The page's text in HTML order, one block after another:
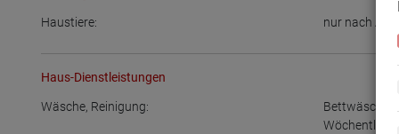
Haustiere: nur nach
Haus-Dienstleistungen
Wäsche, Reinigung: Bettwäsche